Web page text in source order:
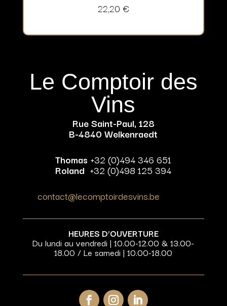
22,20 €
Le Comptoir des
Vins
Rue Saint-Paul, 128
B-4840 Welkenraedt
Thomas +32 (0)494 346 651
Roland +32 (0)498 125 394
contact@lecomptoirdesvins.be
HEURES D’OUVERTURE
Du lundi au vendredi | 10.00-12.00 & 13.00-
18.00 / Le samedi | 10.00-18.00